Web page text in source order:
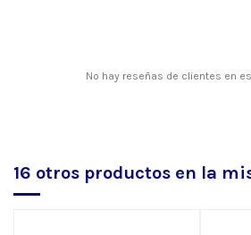
No hay reseñas de clientes en
16 otros productos en la